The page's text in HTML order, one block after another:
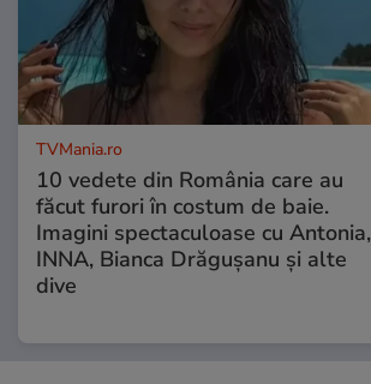
TVMania.ro
10 vedete din România care au
făcut furori în costum de baie.
Imagini spectaculoase cu Antonia,
INNA, Bianca Drăgușanu și alte
dive